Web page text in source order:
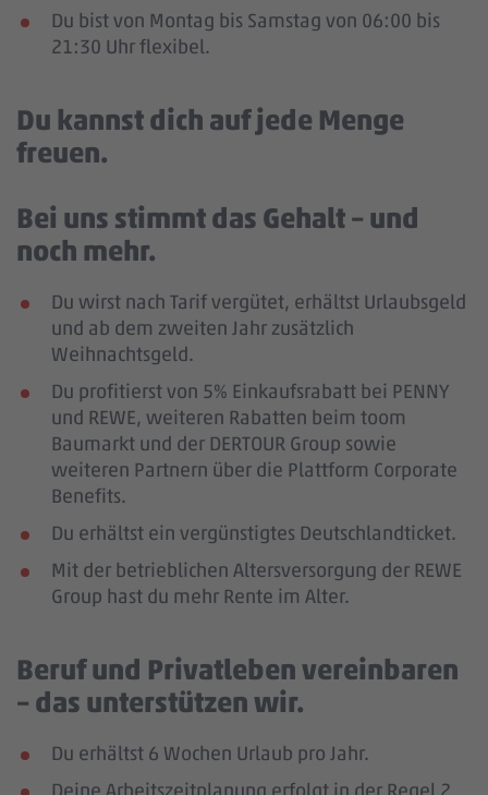
Du bist von Montag bis Samstag von 06:00 bis
21:30 Uhr flexibel.
Du kannst dich auf jede Menge
freuen.
Bei uns stimmt das Gehalt – und
noch mehr.
Du wirst nach Tarif vergütet, erhältst Urlaubsgeld
und ab dem zweiten Jahr zusätzlich
Weihnachtsgeld.
Du profitierst von 5% Einkaufsrabatt bei PENNY
und REWE, weiteren Rabatten beim toom
Baumarkt und der DERTOUR Group sowie
weiteren Partnern über die Plattform Corporate
Benefits.
Du erhältst ein vergünstigtes Deutschlandticket.
Mit der betrieblichen Altersversorgung der REWE
Group hast du mehr Rente im Alter.
Beruf und Privatleben vereinbaren
– das unterstützen wir.
Du erhältst 6 Wochen Urlaub pro Jahr.